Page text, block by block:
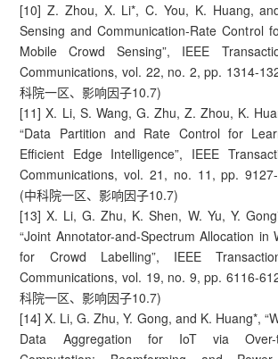
[10] Z. Zhou, X. Li*, C. You, K. Huang,
Sensing and Communication-Rate Control
Mobile Crowd Sensing”, IEEE
Communications, vol. 22, no. 2, pp. 1314-
科院一区、影响因子10.7)
[11] X. Li, S. Wang, G. Zhu, Z. Zhou, K.
“Data Partition and Rate Control for
Efficient Edge Intelligence”, IEEE
Communications, vol. 21, no. 11, pp.
(中科院一区、影响因子10.7)
[13] X. Li, G. Zhu, K. Shen, W. Yu, Y.
“Joint Annotator-and-Spectrum Allocation in
for Crowd Labelling”, IEEE
Communications, vol. 19, no. 9, pp. 6116-
科院一区、影响因子10.7)
[14] X. Li, G. Zhu, Y. Gong, and K. Huang*,
Data Aggregation for IoT via Over-